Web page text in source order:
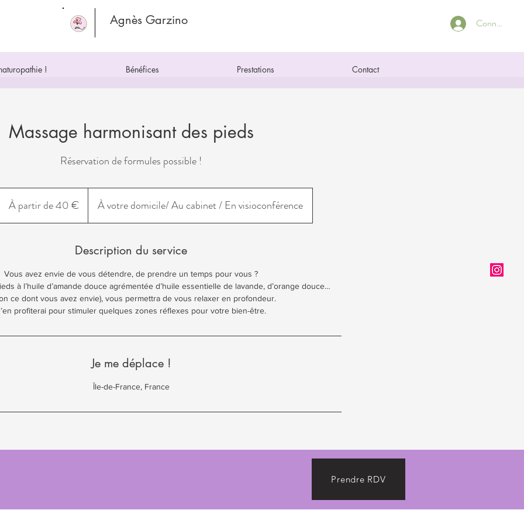
Connexion
Agnès Garzino
! Bénéfices Prestations Contact
Massage harmonisant des pieds
Réservation de formules possible !
À partir de 40 € À votre domicile/ Au cabinet / En visioconférence
Description du service
Vous avez envie de vous détendre, de prendre un temps pour vous ?
à l’huile d’amande douce agrémentée d’huile essentielle de lavande, d’orange douce…
ce dont vous avez envie), vous permettra de vous relaxer en profondeur.
profiterai pour stimuler quelques zones réflexes pour votre bien-être.
Je me déplace !
Île-de-France, France
Prendre RDV